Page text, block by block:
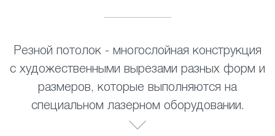
Резной потолок - многослойная конструкция
с художественными вырезами разных форм и
размеров, которые выполняются на
специальном лазерном оборудовании.